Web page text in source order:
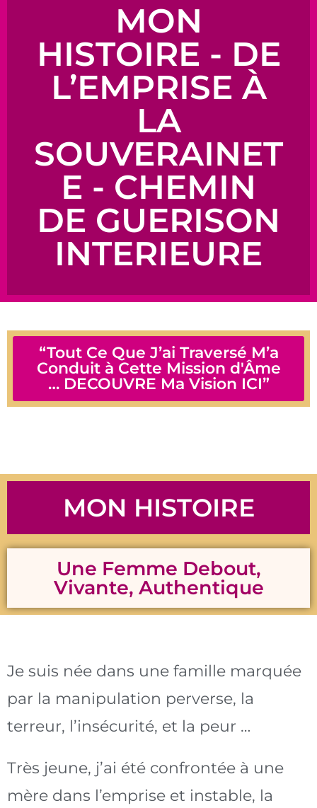
MON
HISTOIRE - DE
L’EMPRISE À
LA
SOUVERAINET
E - CHEMIN
DE GUERISON
INTERIEURE
“Tout Ce Que J’ai Traversé M’a
Conduit à Cette Mission d'Âme
… DECOUVRE Ma Vision ICI”
MON HISTOIRE
Une Femme Debout,
Vivante, Authentique
Je suis née dans une famille marquée
par la manipulation perverse, la
terreur, l’insécurité, et la peur …
Très jeune, j’ai été confrontée à une
mère dans l’emprise et instable, la